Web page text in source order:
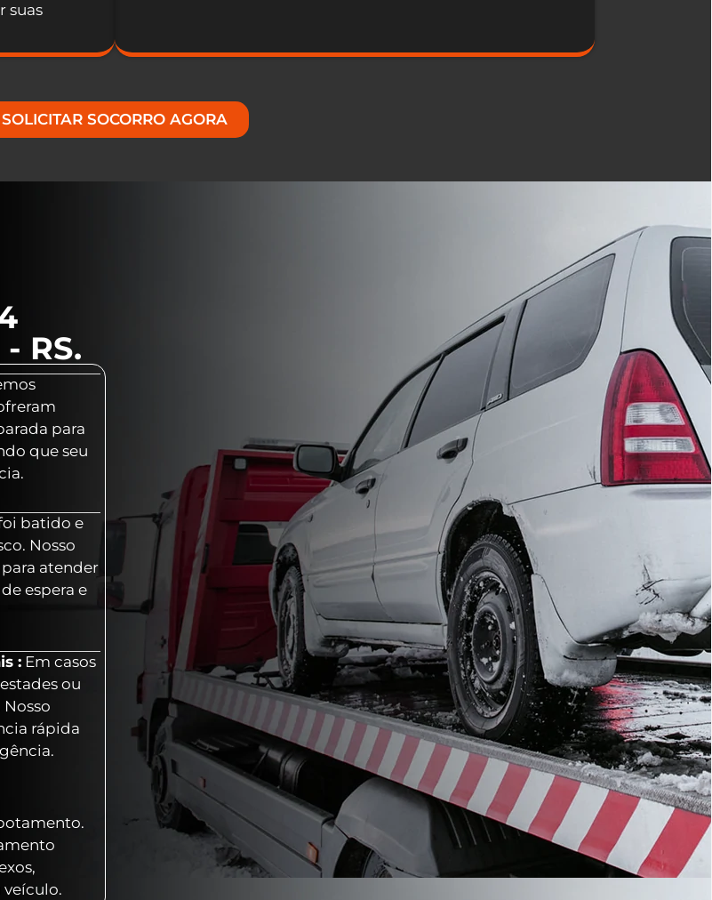
suas
SOLICITAR SOCORRO AGORA
RS.
para
que seu
batido e
Nosso
atender
espera e
: Em casos
ou
rápida